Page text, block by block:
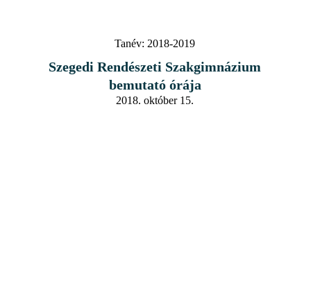
Tanév: 2018-2019
Szegedi Rendészeti Szakgimnázium
bemutató órája
2018. október 15.